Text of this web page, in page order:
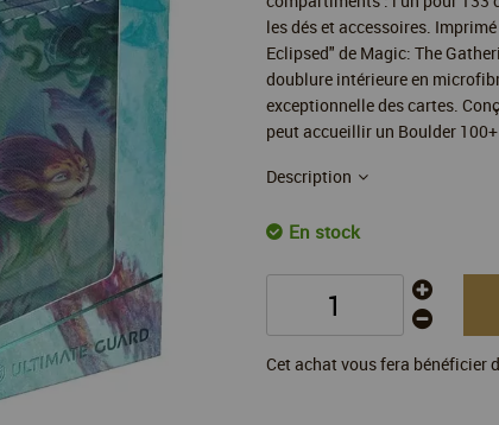
les dés et accessoires.
Eclipsed" de Magic: The
doublure intérieure en
exceptionnelle des cartes.
peut accueillir un Boulder
Description
En stock
Cet achat vous fera bénéficier